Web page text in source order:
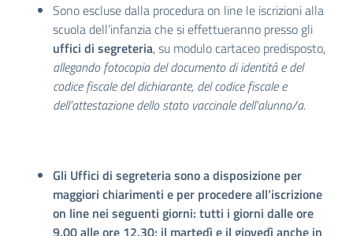
Sono escluse dalla procedura on line le iscrizioni alla
scuola dell’infanzia che si effettueranno presso gli
uffici di segreteria, su modulo cartaceo predisposto,
allegando fotocopia del documento di identità e del
codice fiscale del dichiarante, del codice fiscale e
dell’attestazione dello stato vaccinale dell’alunno/a.
Gli Uffici di segreteria sono a disposizione per
maggiori chiarimenti e per procedere all’iscrizione
on line nei seguenti giorni: tutti i giorni dalle ore
9.00 alle ore 12.30; il martedì e il giovedì anche in